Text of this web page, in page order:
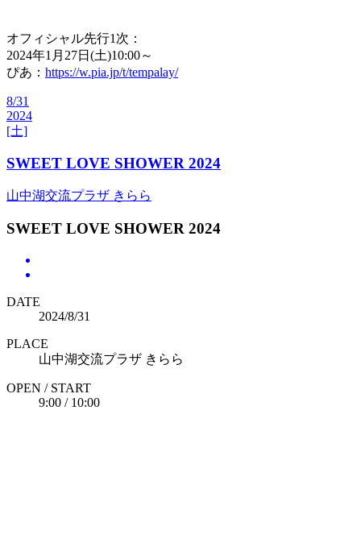
オフィシャル先行1次：
2024年1月27日(土)10:00～
ぴあ： https://w.pia.jp/t/tempalay/
8/31
2024
[土]
SWEET LOVE SHOWER 2024
山中湖交流プラザ きらら
SWEET LOVE SHOWER 2024
DATE
2024/8/31
PLACE
山中湖交流プラザ きらら
OPEN / START
9:00 / 10:00